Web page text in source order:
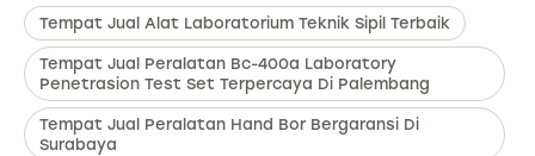
Tempat Jual Alat Laboratorium Teknik Sipil Terbaik
Tempat Jual Peralatan Bc-400a Laboratory
Penetrasion Test Set Terpercaya Di Palembang
Tempat Jual Peralatan Hand Bor Bergaransi Di
Surabaya